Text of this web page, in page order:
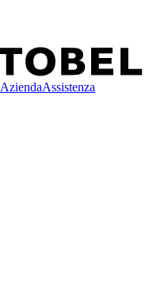
AziendaAssistenza